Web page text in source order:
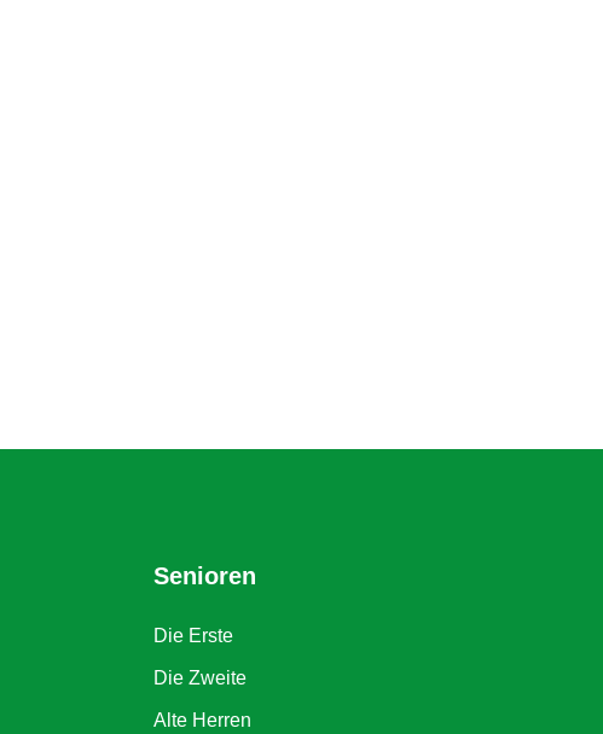
Senioren
Die Erste
Die Zweite
Alte Herren